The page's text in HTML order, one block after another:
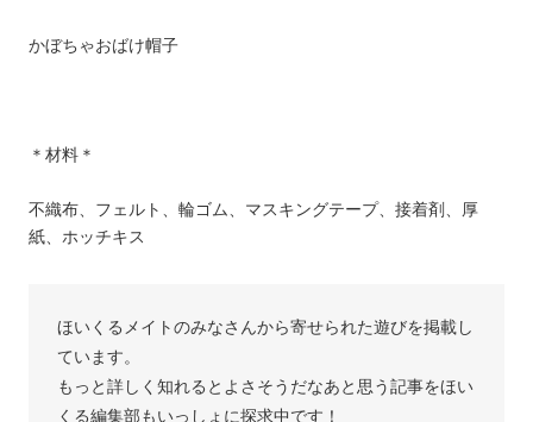
かぼちゃおばけ帽子
＊材料＊
不織布、フェルト、輪ゴム、マスキングテープ、接着剤、厚
紙、ホッチキス
ほいくるメイトのみなさんから寄せられた遊びを掲載し
ています。
もっと詳しく知れるとよさそうだなあと思う記事をほい
くる編集部もいっしょに探求中です！